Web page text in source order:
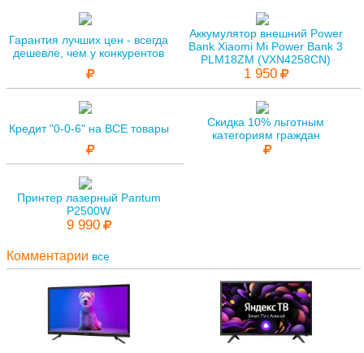
Гарантия лучших цен - всегда
дешевле, чем у конкурентов
Аккумулятор внешний Power
Bank Xiaomi Mi Power Bank 3
PLM18ZM (VXN4258CN)
1 950
Кредит "0-0-6" на ВСЕ товары
Скидка 10% льготным
категориям граждан
Принтер лазерный Pantum
P2500W
9 990
Комментарии все